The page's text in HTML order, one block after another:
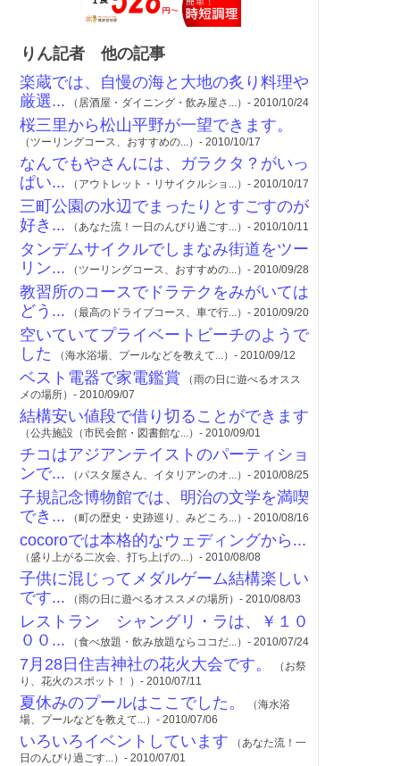
りん記者 他の記事
楽蔵では、自慢の海と大地の炙り料理や
厳選... （居酒屋・ダイニング・飲み屋さ...）- 2010/10/24
桜三里から松山平野が一望できます。
（ツーリングコース、おすすめの...）- 2010/10/17
なんでもやさんには、ガラクタ？がいっ
ぱい... （アウトレット・リサイクルショ...）- 2010/10/17
三町公園の水辺でまったりとすごすのが
好き... （あなた流！一日のんびり過ごす...）- 2010/10/11
タンデムサイクルでしまなみ街道をツー
リン... （ツーリングコース、おすすめの...）- 2010/09/28
教習所のコースでドラテクをみがいては
どう... （最高のドライブコース、車で行...）- 2010/09/20
空いていてプライベートビーチのようで
した
（海水浴場、プールなどを教えて...）- 2010/09/12
ベスト電器で家電鑑賞 （雨の日に遊べるオスス
メの場所）- 2010/09/07
結構安い値段で借り切ることができます
（公共施設（市民会館・図書館な...）- 2010/09/01
チコはアジアンテイストのパーティショ
ンで... （パスタ屋さん、イタリアンのオ...）- 2010/08/25
子規記念博物館では、明治の文学を満喫
でき... （町の歴史・史跡巡り、みどころ...）- 2010/08/16
cocoroでは本格的なウェディングから...
（盛り上がる二次会、打ち上げの...）- 2010/08/08
子供に混じってメダルゲーム結構楽しい
です... （雨の日に遊べるオススメの場所）- 2010/08/03
レストラン シャングリ・ラは、￥１０
００... （食べ放題・飲み放題ならココだ...）- 2010/07/24
7月28日住吉神社の花火大会です。
（お祭
り、花火のスポット！ ）- 2010/07/11
夏休みのプールはここでした。
（海水浴
場、プールなどを教えて...）- 2010/07/06
いろいろイベントしています （あなた流！一
日のんびり過ごす...）- 2010/07/01